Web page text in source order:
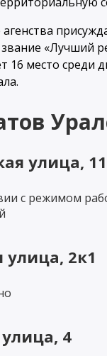
«Лучший
16 место среди
улица, 11
с режимом
улица, 2к1
4